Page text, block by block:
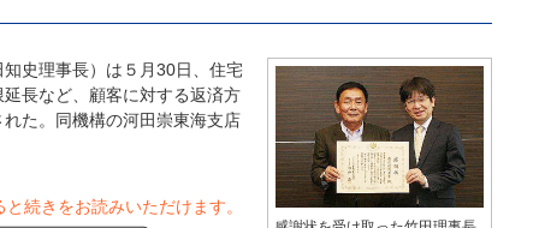
史理事長）は５月30日、住宅
長など、顧客に対する返済方
た。同機構の河田崇東海支店
続きをお読みいただけます。